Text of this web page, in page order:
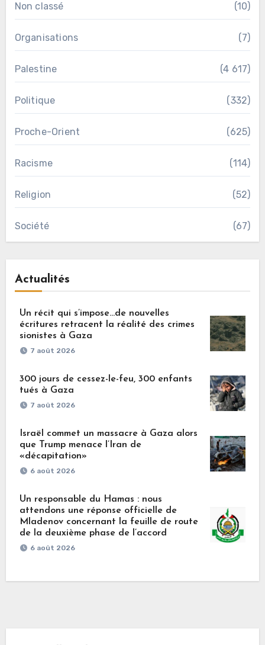
Non classé (10)
Organisations (7)
Palestine (4 617)
Politique (332)
Proche-Orient (625)
Racisme (114)
Religion (52)
Société (67)
Actualités
Un récit qui s’impose…de nouvelles
écritures retracent la réalité des crimes
sionistes à Gaza
7 août 2026
300 jours de cessez-le-feu, 300 enfants
tués à Gaza
7 août 2026
Israël commet un massacre à Gaza alors
que Trump menace l’Iran de
«décapitation»
6 août 2026
Un responsable du Hamas : nous
attendons une réponse officielle de
Mladenov concernant la feuille de route
de la deuxième phase de l’accord
6 août 2026